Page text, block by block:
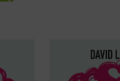
la
sobre
a
David Luque
«educación liberal» a
el amor: el amor a los